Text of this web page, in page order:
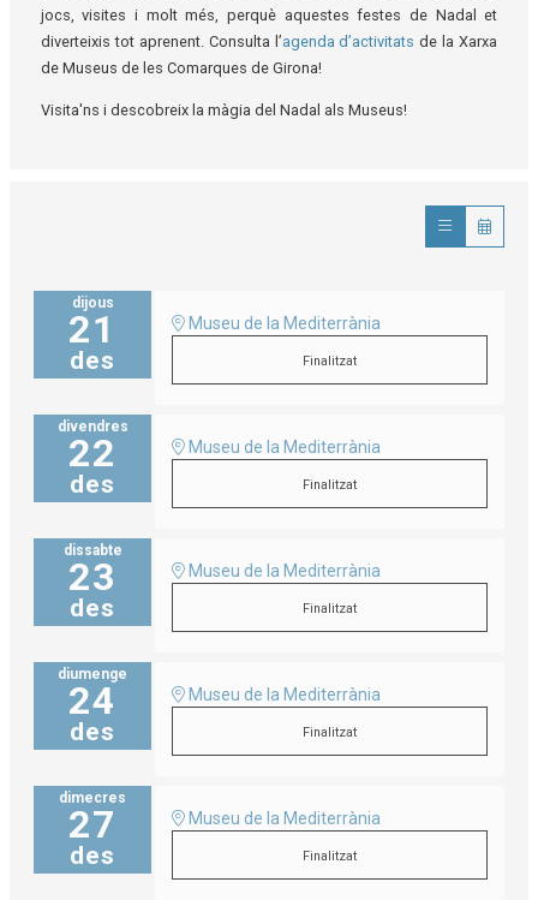
jocs, visites i molt més, perquè aquestes festes de Nadal et
diverteixis tot aprenent. Consulta l’agenda d’activitats de la Xarxa
de Museus de les Comarques de Girona!
Visita'ns i descobreix la màgia del Nadal als Museus!
dijous
21
des
Museu de la Mediterrània
Finalitzat
divendres
22
des
Museu de la Mediterrània
Finalitzat
dissabte
23
des
Museu de la Mediterrània
Finalitzat
diumenge
24
des
Museu de la Mediterrània
Finalitzat
dimecres
27
des
Museu de la Mediterrània
Finalitzat